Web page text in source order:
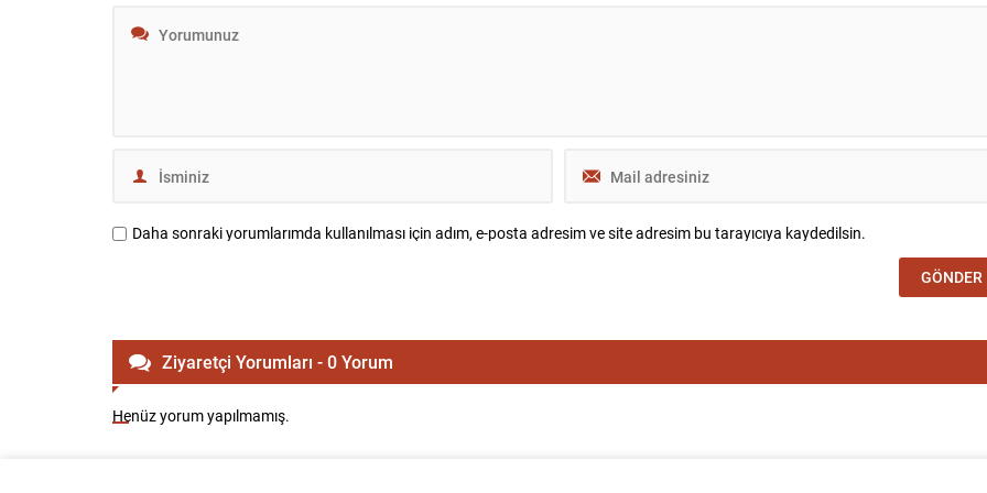
Daha sonraki yorumlarımda kullanılması için adım, e-posta adresim ve site adresim bu tarayıcıya kaydedilsin.
Ziyaretçi Yorumları - 0 Yorum
Henüz yorum yapılmamış.